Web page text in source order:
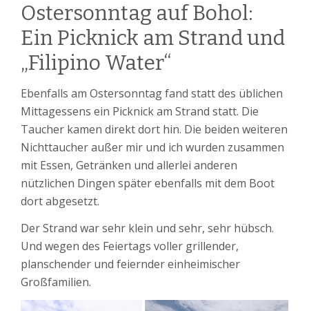
Ostersonntag auf Bohol:
Ein Picknick am Strand und
„Filipino Water“
Ebenfalls am Ostersonntag fand statt des üblichen
Mittagessens ein Picknick am Strand statt. Die
Taucher kamen direkt dort hin. Die beiden weiteren
Nichttaucher außer mir und ich wurden zusammen
mit Essen, Getränken und allerlei anderen
nützlichen Dingen später ebenfalls mit dem Boot
dort abgesetzt.
Der Strand war sehr klein und sehr, sehr hübsch.
Und wegen des Feiertags voller grillender,
planschender und feiernder einheimischer
Großfamilien.